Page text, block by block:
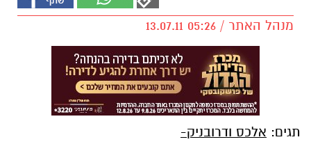
מנהל האתר / 05:26 13.07.11
תגים: אלכס ודרובניק-